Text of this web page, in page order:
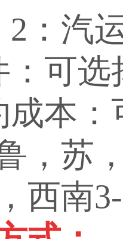
2：汽
：可
成本
，苏
西南